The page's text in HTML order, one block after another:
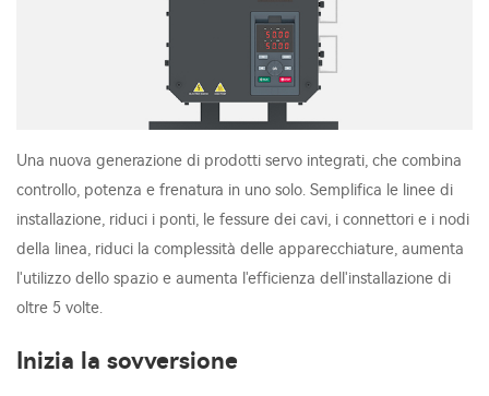
Una nuova generazione di prodotti servo integrati, che combina
controllo, potenza e frenatura in uno solo. Semplifica le linee di
installazione, riduci i ponti, le fessure dei cavi, i connettori e i nodi
della linea, riduci la complessità delle apparecchiature, aumenta
l'utilizzo dello spazio e aumenta l'efficienza dell'installazione di
oltre 5 volte.
Inizia la sovversione